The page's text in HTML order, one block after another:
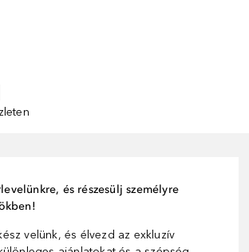
és részesülj személyre
velünk, és élvezd az exkluzív